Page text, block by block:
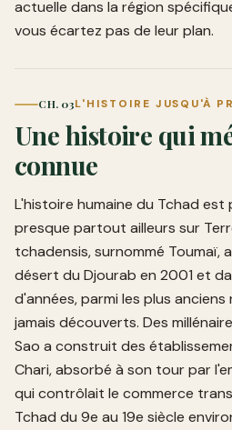
actuelle dans la région
vous écartez pas de leur plan.
CH. 03L'HISTOIRE JUSQU'À
Une histoire qui
connue
L'histoire humaine du Tchad est
presque partout ailleurs sur
tchadensis, surnommé Toumaï,
désert du Djourab en 2001 et
d'années, parmi les plus anciens
jamais découverts. Des
Sao a construit des
Chari, absorbé à son tour par
qui contrôlait le commerce
Tchad du 9e au 19e siècle